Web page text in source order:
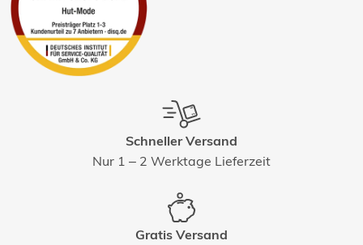
Schneller Versand
Nur 1 – 2 Werktage Lieferzeit
Gratis Versand